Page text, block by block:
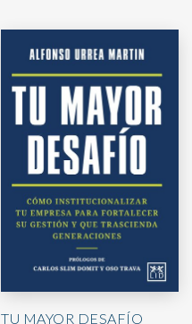
TU MAYOR DESAFÍO